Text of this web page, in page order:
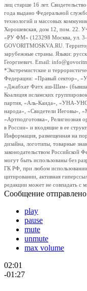
лиц старше 16 лет.
года выдано Федеральной
технологий и массовых
Хорошевская, дом 12, пом. 22.
«РУ ФМ» (123298 Москва, ул. 3-
GOVORITMOSKVA.RU.
зарубежные страны. Языки:
Георгиевич. Email:
*Экстремистские и
Федерации: «Правый сектор»,
«Джабхат Фатх аш-Шам»
Коалиция исламских
партия, «Аль-Каида», «УНА-
народа», «Свидетели Иеговы»,
«Артподготовка», Религиозная
в России» и входящие в ее
Информация, размещенная на
дизайна, логотипы, товарные
законодательством
могут быть использованы без
ГК РФ, при любом
цитировании, активная
редакции может не совпадать с
Сообщение отправлено
play
pause
mute
unmute
max volume
02:01
-01:27